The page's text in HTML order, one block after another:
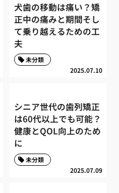
犬歯の移動は痛い？矯
正中の痛みと期間そし
て乗り越えるための工
夫
2025.07.10
未分類
シニア世代の歯列矯正
は60代以上でも可能？
健康とQOL向上のため
に
2025.07.09
未分類